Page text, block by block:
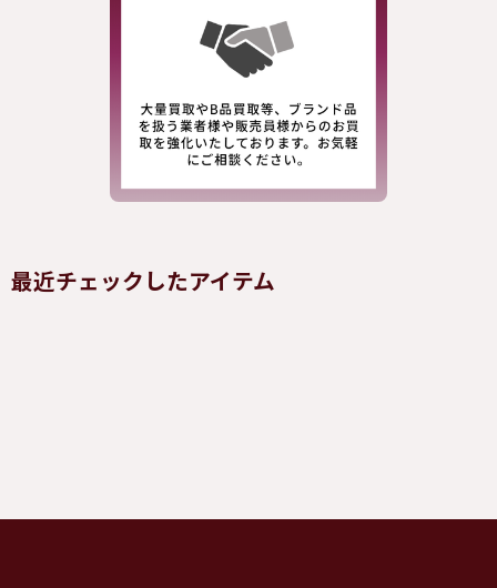
最近チェックしたアイテム